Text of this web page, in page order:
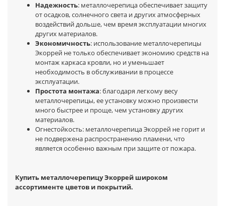
Надежность: металлочерепица обеспечивает защиту
от осадков, солнечного света и других атмосферных
воздействий дольше, чем время эксплуатации многих
других материалов.
Экономичность: использование металлочерепицы
Экоррей не только обеспечивает экономию средств на
монтаж каркаса кровли, но и уменьшает
необходимость в обслуживании в процессе
эксплуатации.
Простота монтажа: благодаря легкому весу
металлочерепицы, ее установку можно произвести
много быстрее и проще, чем установку других
материалов.
Огнестойкость: металлочерепица Экоррей не горит и
не подвержена распространению пламени, что
является особенно важным при защите от пожара.
Купить металлочерепицу Экоррей широком
ассортименте цветов и покрытий.